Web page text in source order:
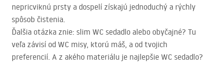
nepricviknú prsty a dospelí získajú jednoduchý a rýchly
spôsob čistenia.
Ďalšia otázka znie: slim WC sedadlo alebo obyčajné? Tu
veľa závisí od WC misy, ktorú máš, a od tvojich
preferencií. A z akého materiálu je najlepšie WC sedadlo?